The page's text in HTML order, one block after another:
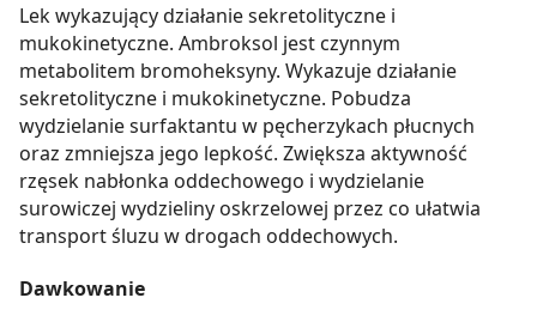
Lek wykazujący działanie sekretolityczne i
mukokinetyczne. Ambroksol jest czynnym
metabolitem bromoheksyny. Wykazuje działanie
sekretolityczne i mukokinetyczne. Pobudza
wydzielanie surfaktantu w pęcherzykach płucnych
oraz zmniejsza jego lepkość. Zwiększa aktywność
rzęsek nabłonka oddechowego i wydzielanie
surowiczej wydzieliny oskrzelowej przez co ułatwia
transport śluzu w drogach oddechowych.
Dawkowanie